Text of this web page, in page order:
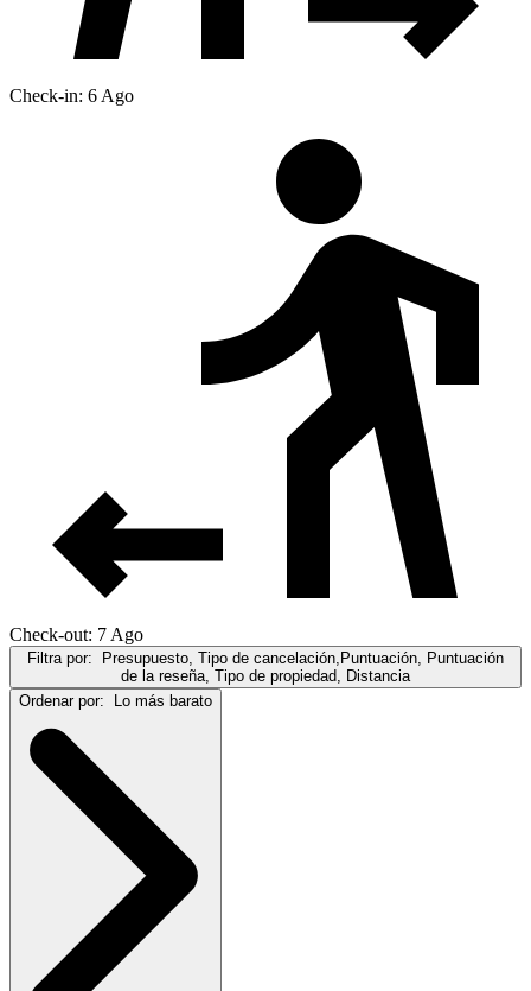
Check-in: 6 Ago
Check-out: 7 Ago
Filtra por:
Presupuesto, Tipo de cancelación,Puntuación, Puntuación
de la reseña, Tipo de propiedad, Distancia
Ordenar por:
Lo más barato